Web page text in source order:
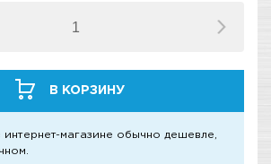
В КОРЗИНУ
интернет-магазине обычно дешевле,